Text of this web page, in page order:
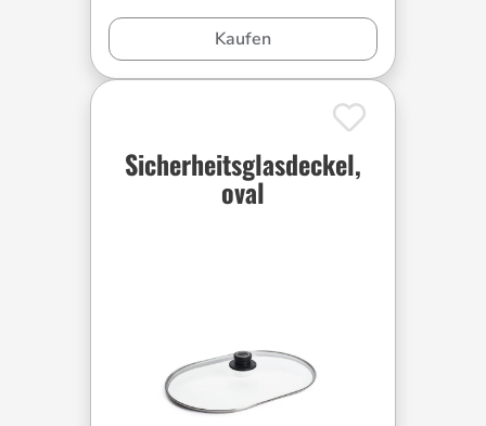
Kaufen
Sicherheitsglasdeckel,
oval